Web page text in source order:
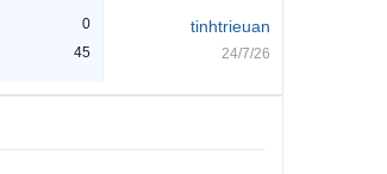
0
45
tinhtrieuan
24/7/26